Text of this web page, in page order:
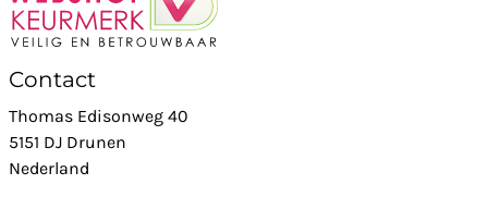
Contact
Thomas Edisonweg 40
5151 DJ Drunen
Nederland